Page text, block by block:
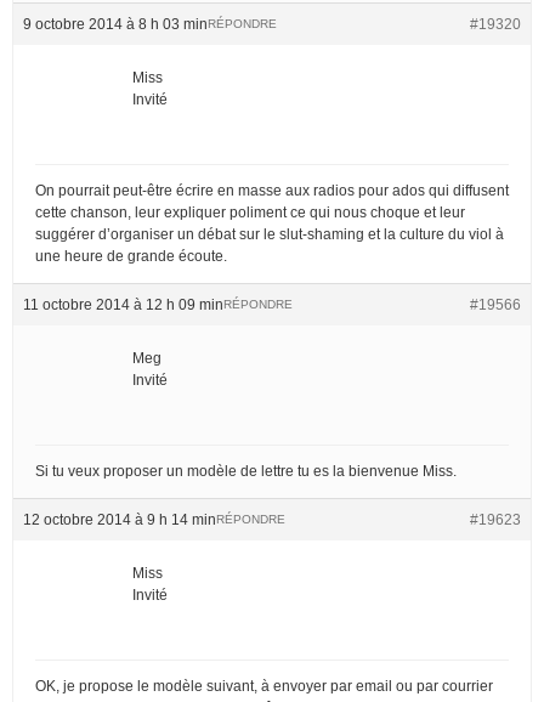
9 octobre 2014 à 8 h 03 min #19320
RÉPONDRE
Miss
Invité
On pourrait peut-être écrire en masse aux radios pour ados qui diffusent
cette chanson, leur expliquer poliment ce qui nous choque et leur
suggérer d’organiser un débat sur le slut-shaming et la culture du viol à
une heure de grande écoute.
11 octobre 2014 à 12 h 09 min #19566
RÉPONDRE
Meg
Invité
Si tu veux proposer un modèle de lettre tu es la bienvenue Miss.
12 octobre 2014 à 9 h 14 min #19623
RÉPONDRE
Miss
Invité
OK, je propose le modèle suivant, à envoyer par email ou par courrier